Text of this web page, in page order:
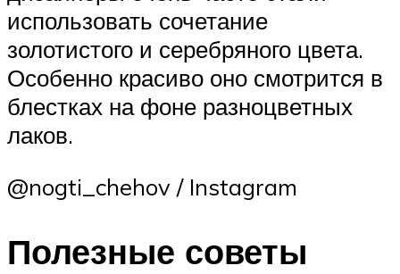
использовать сочетание
золотистого и серебряного цвета.
Особенно красиво оно смотрится в
блестках на фоне разноцветных
лаков.
@nogti_chehov / Instagram
Полезные советы